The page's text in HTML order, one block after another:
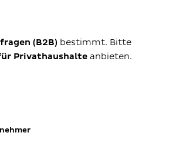
(B2B) bestimmt. Bitte
Privathaushalteanbieten.